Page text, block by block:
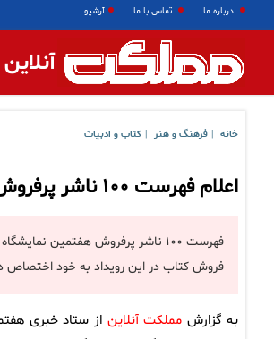
درباره ما تماس با ما آرشیو
آنلاین
خانه فرهنگ و هنر کتاب و ادبیات
اعلام فهرست ۱۰۰ ناشر پرفروش هفتمین نمایشگاه مجازی کتاب تهران
فهرست ۱۰۰ ناشر پرفروش هفتمین
فروش کتاب در این رویداد به خود اختصاص
به گزارش مملکت آنلاین از ستاد خبری